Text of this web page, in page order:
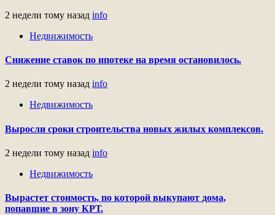
2 недели тому назад info
Недвижимость
Снижение ставок по ипотеке на время остановилось.
2 недели тому назад info
Недвижимость
Выросли сроки строительства новых жилых комплексов.
2 недели тому назад info
Недвижимость
Вырастет стоимость, по которой выкупают дома,
попавшие в зону КРТ.